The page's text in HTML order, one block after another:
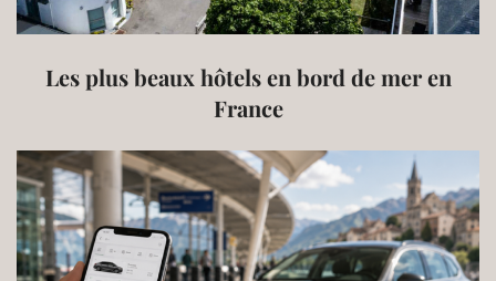
Les plus beaux hôtels en bord de mer en
France